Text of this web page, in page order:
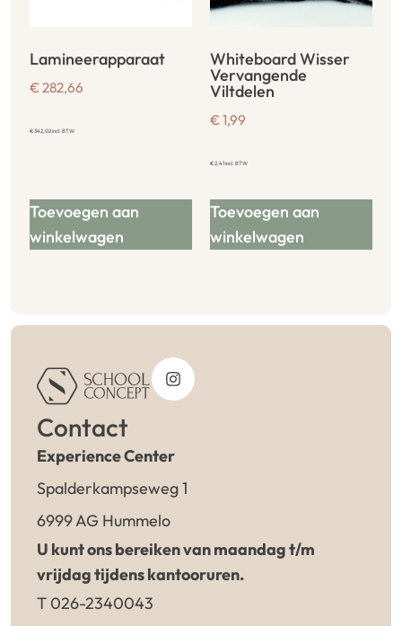
Lamineerapparaat
€ 282,66
€342,02incl. BTW
Toevoegen aan
winkelwagen
Whiteboard Wisser
Vervangende
Viltdelen
€ 1,99
€2,41incl. BTW
Toevoegen aan
winkelwagen
Contact
Experience Center
Spalderkampseweg 1
6999 AG Hummelo
U kunt ons bereiken van maandag t/m
vrijdag tijdens kantooruren.
T 026-2340043